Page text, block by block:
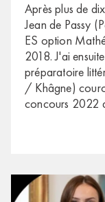
Après plus de
Jean de Passy
ES option
2018. J'ai
préparatoire
/ Khâgne)
concours 2022